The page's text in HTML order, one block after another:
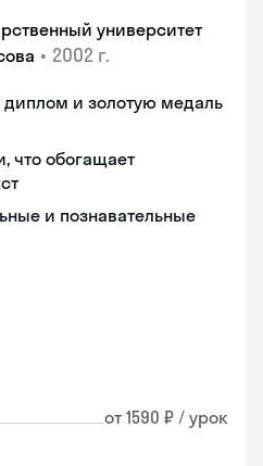
университет
• 2002 г.
и золотую медаль
что обогащает
и познавательные
от 1590 ₽ / урок